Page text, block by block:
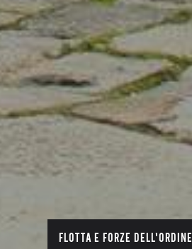
FLOTTA E FORZE DELL'ORDINE